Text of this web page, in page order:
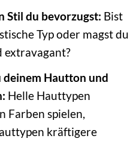
Stil du bevorzugst: Bist
Typ oder magst du
extravagant?
deinem Hautton und
Helle Hauttypen
Farben spielen,
kräftigere